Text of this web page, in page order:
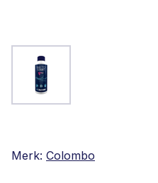
Merk: Colombo